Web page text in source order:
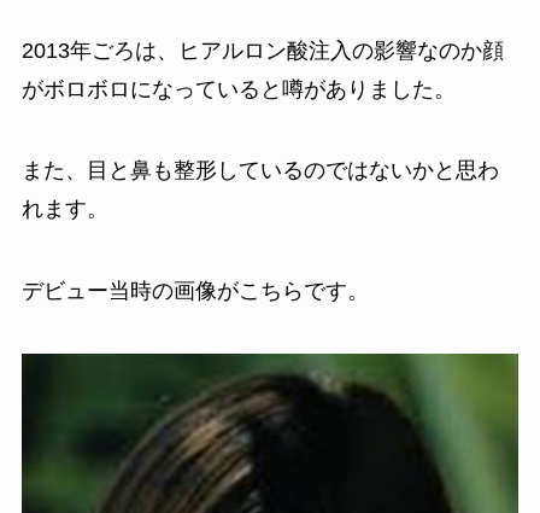
2013年ごろは、ヒアルロン酸注入の影響なのか顔
がボロボロになっていると噂がありました。
また、目と鼻も整形しているのではないかと思わ
れます。
デビュー当時の画像がこちらです。